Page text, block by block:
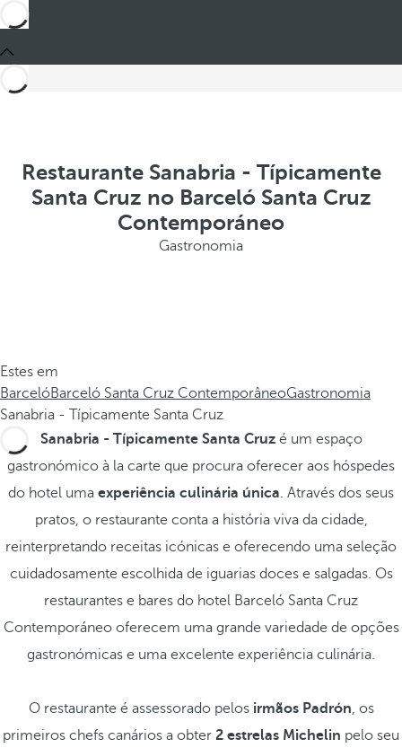
Restaurante Sanabria - Típicamente
Santa Cruz no Barceló Santa Cruz
Contemporáneo
Gastronomia
Estes em
BarcelóBarceló Santa Cruz ContemporâneoGastronomia
Sanabria - Típicamente Santa Cruz
Sanabria - Típicamente Santa Cruzé um espaço
gastronómico à la carte que procura oferecer aos hóspedes
do hotel uma experiência culinária única. Através dos seus
pratos, o restaurante conta a história viva da cidade,
reinterpretando receitas icónicas e oferecendo uma seleção
cuidadosamente escolhida de iguarias doces e salgadas. Os
restaurantes e bares do hotel Barceló Santa Cruz
Contemporáneo oferecem uma grande variedade de opções
gastronómicas e uma excelente experiência culinária.
O restaurante é assessorado pelos irmãos Padrón, os
primeiros chefs canários a obter 2 estrelas Michelin pelo seu